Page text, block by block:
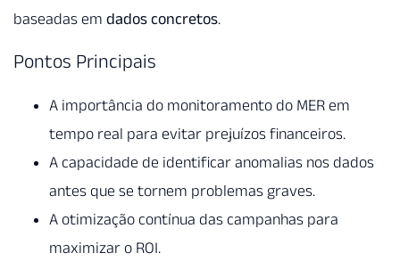
baseadas em dados concretos.
Pontos Principais
A importância do monitoramento do MER em
tempo real para evitar prejuízos financeiros.
A capacidade de identificar anomalias nos dados
antes que se tornem problemas graves.
A otimização contínua das campanhas para
maximizar o ROI.